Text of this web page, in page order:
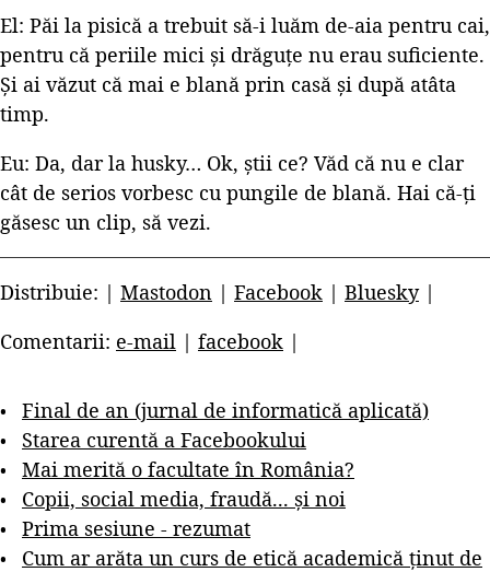
El: Păi la pisică a trebuit să-i luăm de-aia pentru cai,
pentru că periile mici și drăguțe nu erau suficiente.
Și ai văzut că mai e blană prin casă și după atâta
timp.
Eu: Da, dar la husky… Ok, știi ce? Văd că nu e clar
cât de serios vorbesc cu pungile de blană. Hai că-ți
găsesc un clip, să vezi.
Distribuie: | Mastodon | Facebook | Bluesky|
Comentarii: e-mail | facebook |
Final de an (jurnal de informatică aplicată)
Starea curentă a Facebookului
Mai merită o facultate în România?
Copii, social media, fraudă... și noi
Prima sesiune - rezumat
Cum ar arăta un curs de etică academică ținut de